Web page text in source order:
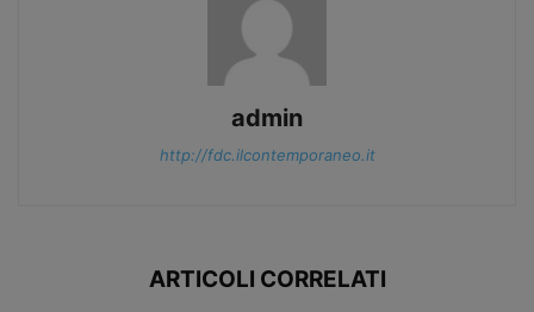
admin
http://fdc.ilcontemporaneo.it
ARTICOLI CORRELATI